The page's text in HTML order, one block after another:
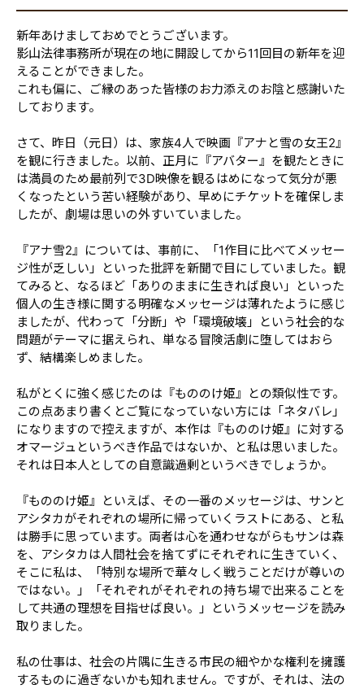
新年あけましておめでとうございます。
影山法律事務所が現在の地に開設してから11回目の新年を迎
えることができました。
これも偏に、ご縁のあった皆様のお力添えのお陰と感謝いた
しております。
さて、昨日（元日）は、家族4人で映画『アナと雪の女王2』
を観に行きました。以前、正月に『アバター』を観たときに
は満員のため最前列で3D映像を観るはめになって気分が悪
くなったという苦い経験があり、早めにチケットを確保しま
したが、劇場は思いの外すいていました。
『アナ雪2』については、事前に、「1作目に比べてメッセー
ジ性が乏しい」といった批評を新聞で目にしていました。観
てみると、なるほど「ありのままに生きれば良い」といった
個人の生き様に関する明確なメッセージは薄れたように感じ
ましたが、代わって「分断」や「環境破壊」という社会的な
問題がテーマに据えられ、単なる冒険活劇に堕してはおら
ず、結構楽しめました。
私がとくに強く感じたのは『もののけ姫』との類似性です。
この点あまり書くとご覧になっていない方には「ネタバレ」
になりますので控えますが、本作は『もののけ姫』に対する
オマージュというべき作品ではないか、と私は思いました。
それは日本人としての自意識過剰というべきでしょうか。
『もののけ姫』といえば、その一番のメッセージは、サンと
アシタカがそれぞれの場所に帰っていくラストにある、と私
は勝手に思っています。両者は心を通わせながらもサンは森
を、アシタカは人間社会を捨てずにそれぞれに生きていく、
そこに私は、「特別な場所で華々しく戦うことだけが尊いの
ではない。」「それぞれがそれぞれの持ち場で出来ることを
して共通の理想を目指せば良い。」というメッセージを読み
取りました。
私の仕事は、社会の片隅に生きる市民の細やかな権利を擁護
するものに過ぎないかも知れません。ですが、それは、法の